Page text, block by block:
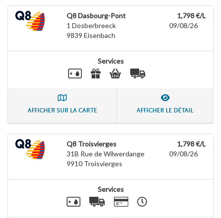
Q8 Dasbourg-Pont
1 Dosberbreeck
9839 Eisenbach
1,798 €/L
09/08/26
Services
AFFICHER SUR LA CARTE AFFICHER LE DÉTAIL
Q8 Troisvierges
31B Rue de Wilwerdange
9910 Troisvierges
1,798 €/L
09/08/26
Services